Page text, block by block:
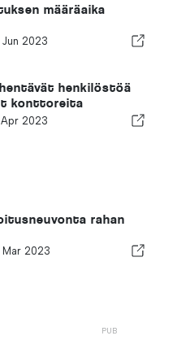
määräaika
2023
henkilöstöä
konttoreita
vähentyessä
2023
rahan
2023